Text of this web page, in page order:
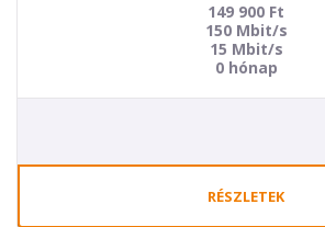
149 900 Ft
150 Mbit/s
15 Mbit/s
0 hónap
RÉSZLETEK